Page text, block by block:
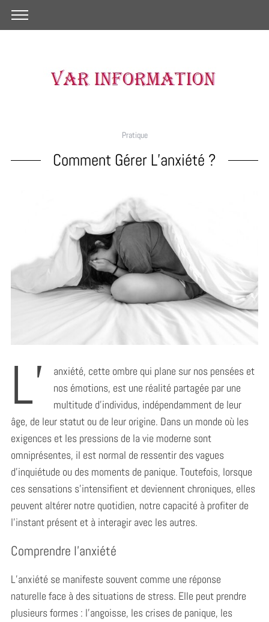
Pratique
Comment Gérer L’anxiété ?
L’
anxiété, cette ombre qui plane sur nos pensées et
nos émotions, est une réalité partagée par une
multitude d’individus, indépendamment de leur
âge, de leur statut ou de leur origine. Dans un monde où les
exigences et les pressions de la vie moderne sont
omniprésentes, il est normal de ressentir des vagues
d’inquiétude ou des moments de panique. Toutefois, lorsque
ces sensations s’intensifient et deviennent chroniques, elles
peuvent altérer notre quotidien, notre capacité à profiter de
l’instant présent et à interagir avec les autres.
Comprendre l’anxiété
L’anxiété se manifeste souvent comme une réponse
naturelle face à des situations de stress. Elle peut prendre
plusieurs formes : l’angoisse, les crises de panique, les